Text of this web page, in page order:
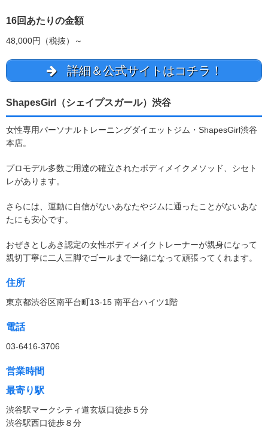
16回あたりの金額
48,000円（税抜）～
詳細＆公式サイトはコチラ！
ShapesGirl（シェイプスガール）渋谷
女性専用パーソナルトレーニングダイエットジム・ShapesGirl渋谷
本店。
プロモデル多数ご用達の確立されたボディメイクメソッド、シセト
レがあります。
さらには、運動に自信がないあなたやジムに通ったことがないあな
たにも安心です。
おぜきとしあき認定の女性ボディメイクトレーナーが親身になって
親切丁寧に二人三脚でゴールまで一緒になって頑張ってくれます。
住所
東京都渋谷区南平台町13-15 南平台ハイツ1階
電話
03-6416-3706
営業時間
最寄り駅
渋谷駅マークシティ道玄坂口徒歩５分
渋谷駅西口徒歩８分